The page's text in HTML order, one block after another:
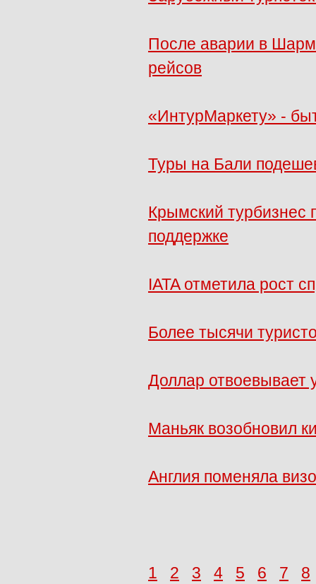
После аварии в
рейсов
«ИнтурМаркету» -
Туры на Бали
Крымский турбизнес
поддержке
IATA отметила рост
Более тысячи
Доллар отвоевывает
Маньяк возобновил
Англия поменяла
1 2 3 4 5 6 7
8